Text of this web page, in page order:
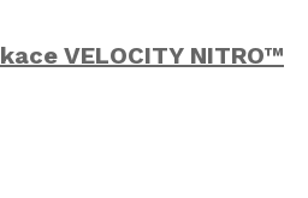
VELOCITY NITRO™